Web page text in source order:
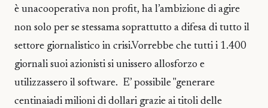
è unacooperativa non profit, ha l’ambizione di agire
non solo per se stessama soprattutto a difesa di tutto il
settore giornalistico in crisi.Vorrebbe che tutti i 1.400
giornali suoi azionisti si unissero allosforzo e
utilizzassero il software. E’ possibile "generare
centinaiadi milioni di dollari grazie ai titoli delle